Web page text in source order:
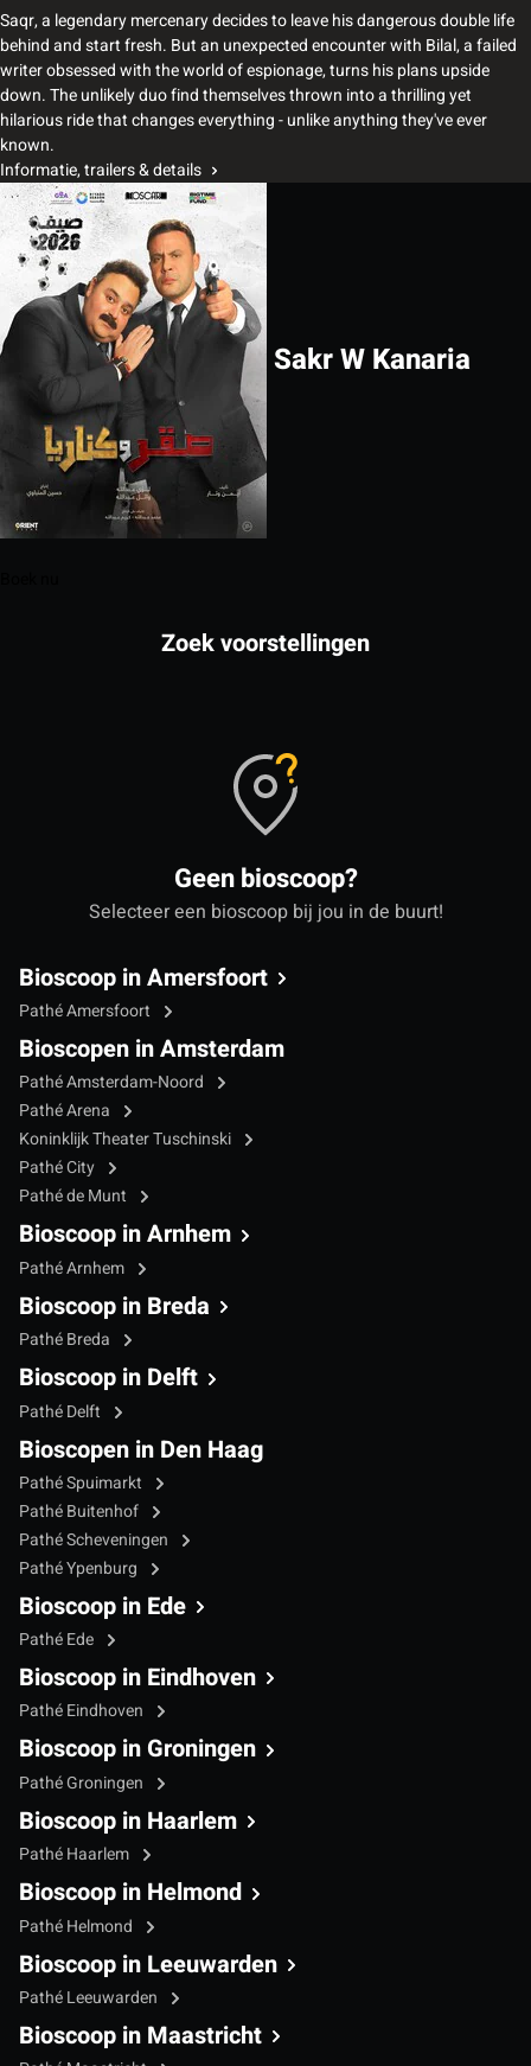
Saqr, a legendary mercenary decides to leave his dangerous double life
behind and start fresh. But an unexpected encounter with Bilal, a failed
writer obsessed with the world of espionage, turns his plans upside
down. The unlikely duo find themselves thrown into a thrilling yet
hilarious ride that changes everything - unlike anything they've ever
known.
Informatie, trailers & details
Sakr W Kanaria
Zoek voorstellingen
Geen bioscoop?
Selecteer een bioscoop bij jou in de buurt!
Bioscoop in Amersfoort
Pathé Amersfoort
Bioscopen in Amsterdam
Pathé Amsterdam-Noord
Pathé Arena
Koninklijk Theater Tuschinski
Pathé City
Pathé de Munt
Bioscoop in Arnhem
Pathé Arnhem
Bioscoop in Breda
Pathé Breda
Bioscoop in Delft
Pathé Delft
Bioscopen in Den Haag
Pathé Spuimarkt
Pathé Buitenhof
Pathé Scheveningen
Pathé Ypenburg
Bioscoop in Ede
Pathé Ede
Bioscoop in Eindhoven
Pathé Eindhoven
Bioscoop in Groningen
Pathé Groningen
Bioscoop in Haarlem
Pathé Haarlem
Bioscoop in Helmond
Pathé Helmond
Bioscoop in Leeuwarden
Pathé Leeuwarden
Bioscoop in Maastricht